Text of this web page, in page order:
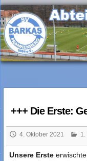
Skip
to
content
SV
+++ Die Erste:
4. Oktober 2021
Unsere Ersteerwischte